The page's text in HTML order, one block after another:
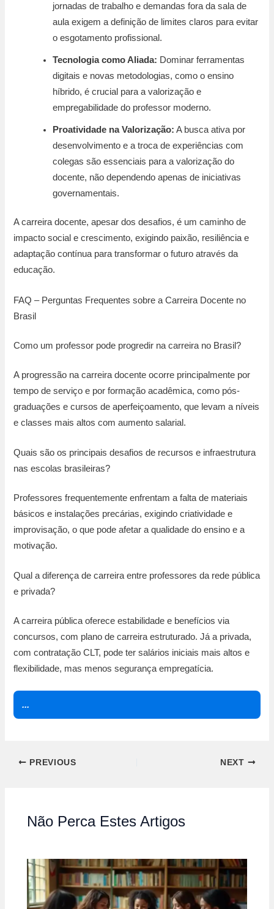
jornadas de trabalho e demandas fora da sala de
aula exigem a definição de limites claros para evitar
o esgotamento profissional.
Tecnologia como Aliada: Dominar ferramentas
digitais e novas metodologias, como o ensino
híbrido, é crucial para a valorização e
empregabilidade do professor moderno.
Proatividade na Valorização: A busca ativa por
desenvolvimento e a troca de experiências com
colegas são essenciais para a valorização do
docente, não dependendo apenas de iniciativas
governamentais.
A carreira docente, apesar dos desafios, é um caminho de
impacto social e crescimento, exigindo paixão, resiliência e
adaptação contínua para transformar o futuro através da
educação.
FAQ – Perguntas Frequentes sobre a Carreira Docente no
Brasil
Como um professor pode progredir na carreira no Brasil?
A progressão na carreira docente ocorre principalmente por
tempo de serviço e por formação acadêmica, como pós-
graduações e cursos de aperfeiçoamento, que levam a níveis
e classes mais altos com aumento salarial.
Quais são os principais desafios de recursos e infraestrutura
nas escolas brasileiras?
Professores frequentemente enfrentam a falta de materiais
básicos e instalações precárias, exigindo criatividade e
improvisação, o que pode afetar a qualidade do ensino e a
motivação.
Qual a diferença de carreira entre professores da rede pública
e privada?
A carreira pública oferece estabilidade e benefícios via
concursos, com plano de carreira estruturado. Já a privada,
com contratação CLT, pode ter salários iniciais mais altos e
flexibilidade, mas menos segurança empregatícia.
...
PREVIOUS NEXT
Não Perca Estes Artigos